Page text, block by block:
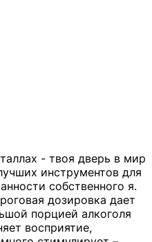
- твоя дверь в мир
инструментов для
собственного я.
дозировка дает
порцией алкоголя
восприятие,